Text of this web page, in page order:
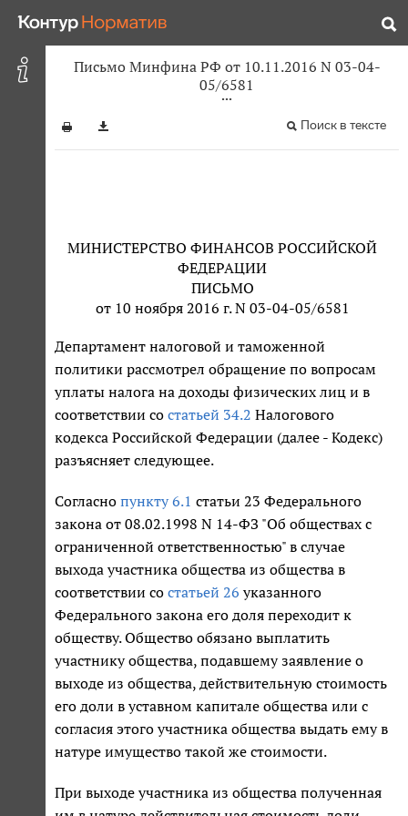
Письмо Минфина РФ от 10.11.2016 N 03-04-
05/6581
Поиск в тексте
МИНИСТЕРСТВО ФИНАНСОВ РОССИЙСКОЙ
ФЕДЕРАЦИИ
ПИСЬМО
от 10 ноября 2016 г. N 03-04-05/6581
Департамент налоговой и таможенной
политики рассмотрел обращение по вопросам
уплаты налога на доходы физических лиц и в
соответствии со статьей 34.2 Налогового
кодекса Российской Федерации (далее - Кодекс)
разъясняет следующее.
Согласно пункту 6.1 статьи 23 Федерального
закона от 08.02.1998 N 14-ФЗ "Об обществах с
ограниченной ответственностью" в случае
выхода участника общества из общества в
соответствии со статьей 26 указанного
Федерального закона его доля переходит к
обществу. Общество обязано выплатить
участнику общества, подавшему заявление о
выходе из общества, действительную стоимость
его доли в уставном капитале общества или с
согласия этого участника общества выдать ему в
натуре имущество такой же стоимости.
При выходе участника из общества полученная